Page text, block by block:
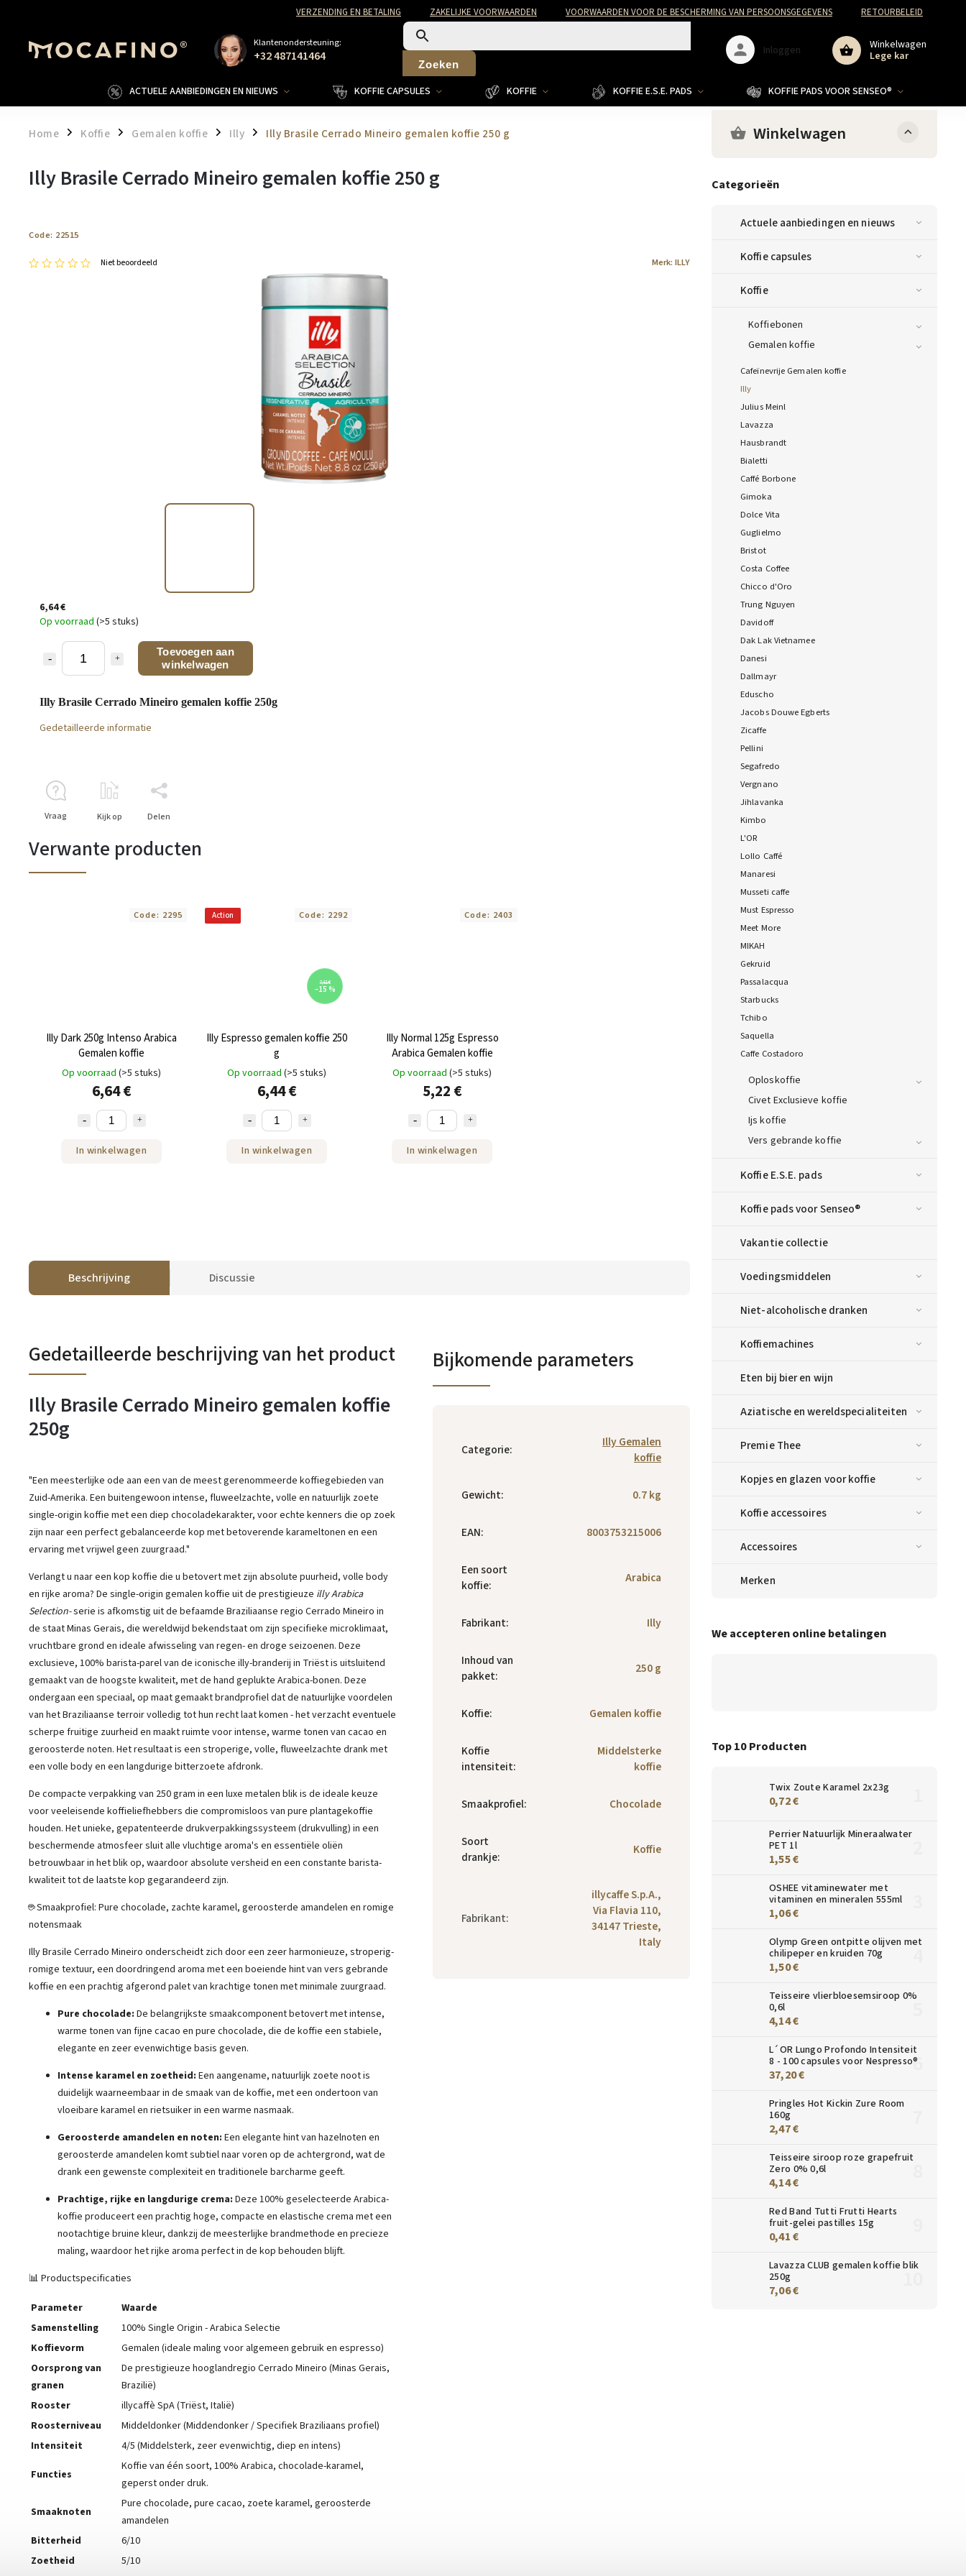
VERZENDING EN BETALING ZAKELIJKE VOORWAARDEN VOORWAARDEN VOOR DE BESCHERMING VAN PERSOONSGEGEVENS RETOURBELEID
Klantenondersteuning:
+32 487141464 Zoeken
Winkelwagen
Lege kar
Inloggen
ACTUELE AANBIEDINGEN EN NIEUWS KOFFIE CAPSULES KOFFIE KOFFIE E.S.E. PADS KOFFIE PADS VOOR SENSEO®
Home / Koffie / Gemalen koffie / Illy / Illy Brasile Cerrado Mineiro gemalen koffie 250 g Winkelwagen
Categorieën
Actuele aanbiedingen en nieuws
Koffie capsules
Koffie
Koffiebonen
Gemalen koffie
Cafeïnevrije Gemalen koffie
Illy
Julius Meinl
Lavazza
Hausbrandt
Bialetti
Caffé Borbone
Gimoka
Dolce Vita
Guglielmo
Bristot
Costa Coffee
Chicco d'Oro
Trung Nguyen
Davidoff
Dak Lak Vietnamee
Danesi
Dallmayr
Eduscho
Jacobs Douwe Egberts
Zicaffe
Pellini
Segafredo
Vergnano
Jihlavanka
Kimbo
L'OR
Lollo Caffé
Manaresi
Musseti caffe
Must Espresso
Meet More
MIKAH
Gekruid
Passalacqua
Starbucks
Tchibo
Saquella
Caffe Costadoro
Oploskoffie
Civet Exclusieve koffie
Ijs koffie
Vers gebrande koffie
Koffie E.S.E. pads
Koffie pads voor Senseo®
Vakantie collectie
Voedingsmiddelen
Niet-alcoholische dranken
Koffiemachines
Eten bij bier en wijn
Aziatische en wereldspecialiteiten
Premie Thee
Kopjes en glazen voor koffie
Koffie accessoires
Accessoires
Merken
We accepteren online betalingen
Top 10 Producten
Twix Zoute Karamel 2x23g
0,72 €
Perrier Natuurlijk Mineraalwater
PET 1l
1,55 €
OSHEE vitaminewater met
vitaminen en mineralen 555ml
1,06 €
Olymp Green ontpitte olijven met
chilipeper en kruiden 70g
1,50 €
Teisseire vlierbloesemsiroop 0%
0,6l
4,14 €
L´OR Lungo Profondo Intensiteit
8 - 100 capsules voor Nespresso®
37,20 €
Pringles Hot Kickin Zure Room
160g
2,47 €
Teisseire siroop roze grapefruit
Zero 0% 0,6l
4,14 €
Red Band Tutti Frutti Hearts
fruit-gelei pastilles 15g
0,41 €
Lavazza CLUB gemalen koffie blik
250g
7,06 €
Illy Brasile Cerrado Mineiro gemalen koffie 250 g
Code: 22515
Niet beoordeeld Merk: ILLY
6,64 €
Op voorraad (>5 stuks)
Toevoegen aan
winkelwagen
Illy Brasile Cerrado Mineiro gemalen koffie 250g
Gedetailleerde informatie
Vraag Kijk op Delen
Verwante producten
Illy Dark 250g Intenso Arabica
Gemalen koffie
Op voorraad (>5 stuks)
6,64 €
In winkelwagen
Code: 2295 Action
7,61 €
–15 %
Illy Espresso gemalen koffie 250
g
Op voorraad (>5 stuks)
6,44 €
In winkelwagen
Code: 2292
Illy Normal 125g Espresso
Arabica Gemalen koffie
Op voorraad (>5 stuks)
5,22 €
In winkelwagen
Code: 2403
Beschrijving Discussie
Gedetailleerde beschrijving van het product
Illy Brasile Cerrado Mineiro gemalen koffie
250g
"Een meesterlijke ode aan een van de meest gerenommeerde koffiegebieden van
Zuid-Amerika. Een buitengewoon intense, fluweelzachte, volle en natuurlijk zoete
single-origin koffie met een diep chocoladekarakter, voor echte kenners die op zoek
zijn naar een perfect gebalanceerde kop met betoverende karameltonen en een
ervaring met vrijwel geen zuurgraad."
Verlangt u naar een kop koffie die u betovert met zijn absolute puurheid, volle body
en rijke aroma? De single-origin gemalen koffie uit de prestigieuze illy Arabica
Selection-serie is afkomstig uit de befaamde Braziliaanse regio Cerrado Mineiro in
de staat Minas Gerais, die wereldwijd bekendstaat om zijn specifieke microklimaat,
vruchtbare grond en ideale afwisseling van regen- en droge seizoenen. Deze
exclusieve, 100% barista-parel van de iconische illy-branderij in Triëst is uitsluitend
gemaakt van de hoogste kwaliteit, met de hand geplukte Arabica-bonen. Deze
ondergaan een speciaal, op maat gemaakt brandprofiel dat de natuurlijke voordelen
van het Braziliaanse terroir volledig tot hun recht laat komen - het verzacht eventuele
scherpe fruitige zuurheid en maakt ruimte voor intense, warme tonen van cacao en
geroosterde noten. Het resultaat is een stroperige, volle, fluweelzachte drank met
een volle body en een langdurige bitterzoete afdronk.
De compacte verpakking van 250 gram in een luxe metalen blik is de ideale keuze
voor veeleisende koffieliefhebbers die compromisloos van pure plantagekoffie
houden. Het unieke, gepatenteerde drukverpakkingssysteem (drukvulling) in een
beschermende atmosfeer sluit alle vluchtige aroma's en essentiële oliën
betrouwbaar in het blik op, waardoor absolute versheid en een constante barista-
kwaliteit tot de laatste kop gegarandeerd zijn.
☕ Smaakprofiel: Pure chocolade, zachte karamel, geroosterde amandelen en romige
notensmaak
Illy Brasile Cerrado Mineiro onderscheidt zich door een zeer harmonieuze, stroperig-
romige textuur, een doordringend aroma met een boeiende hint van vers gebrande
koffie en een prachtig afgerond palet van krachtige tonen met minimale zuurgraad.
Pure chocolade: De belangrijkste smaakcomponent betovert met intense,
warme tonen van fijne cacao en pure chocolade, die de koffie een stabiele,
elegante en zeer evenwichtige basis geven.
Intense karamel en zoetheid: Een aangename, natuurlijk zoete noot is
duidelijk waarneembaar in de smaak van de koffie, met een ondertoon van
vloeibare karamel en rietsuiker in een warme nasmaak.
Geroosterde amandelen en noten: Een elegante hint van hazelnoten en
geroosterde amandelen komt subtiel naar voren op de achtergrond, wat de
drank een gewenste complexiteit en traditionele barcharme geeft.
Prachtige, rijke en langdurige crema: Deze 100% geselecteerde Arabica-
koffie produceert een prachtig hoge, compacte en elastische crema met een
nootachtige bruine kleur, dankzij de meesterlijke brandmethode en precieze
maling, waardoor het rijke aroma perfect in de kop behouden blijft.
📊 Productspecificaties
Parameter
Waarde
Samenstelling
100% Single Origin - Arabica Selectie
Koffievorm
Gemalen (ideale maling voor algemeen gebruik en espresso)
Oorsprong van
granen
De prestigieuze hooglandregio Cerrado Mineiro (Minas Gerais,
Brazilië)
Rooster
illycaffè SpA (Triëst, Italië)
Roosterniveau
Middeldonker (Middendonker / Specifiek Braziliaans profiel)
Intensiteit
4/5 (Middelsterk, zeer evenwichtig, diep en intens)
Functies
Koffie van één soort, 100% Arabica, chocolade-karamel,
geperst onder druk.
Smaaknoten
Pure chocolade, pure cacao, zoete karamel, geroosterde
amandelen
Bitterheid
6/10
Zoetheid
5/10
Bijkomende parameters
Categorie:
Illy Gemalen
koffie
Gewicht: 0.7 kg
EAN: 8003753215006
Een soort
koffie: Arabica
Fabrikant: Illy
Inhoud van
pakket: 250 g
Koffie: Gemalen koffie
Koffie
intensiteit:
Middelsterke
koffie
Smaakprofiel: Chocolade
Soort
drankje: Koffie
Fabrikant:
illycaffe S.p.A.,
Via Flavia 110,
34147 Trieste,
Italy